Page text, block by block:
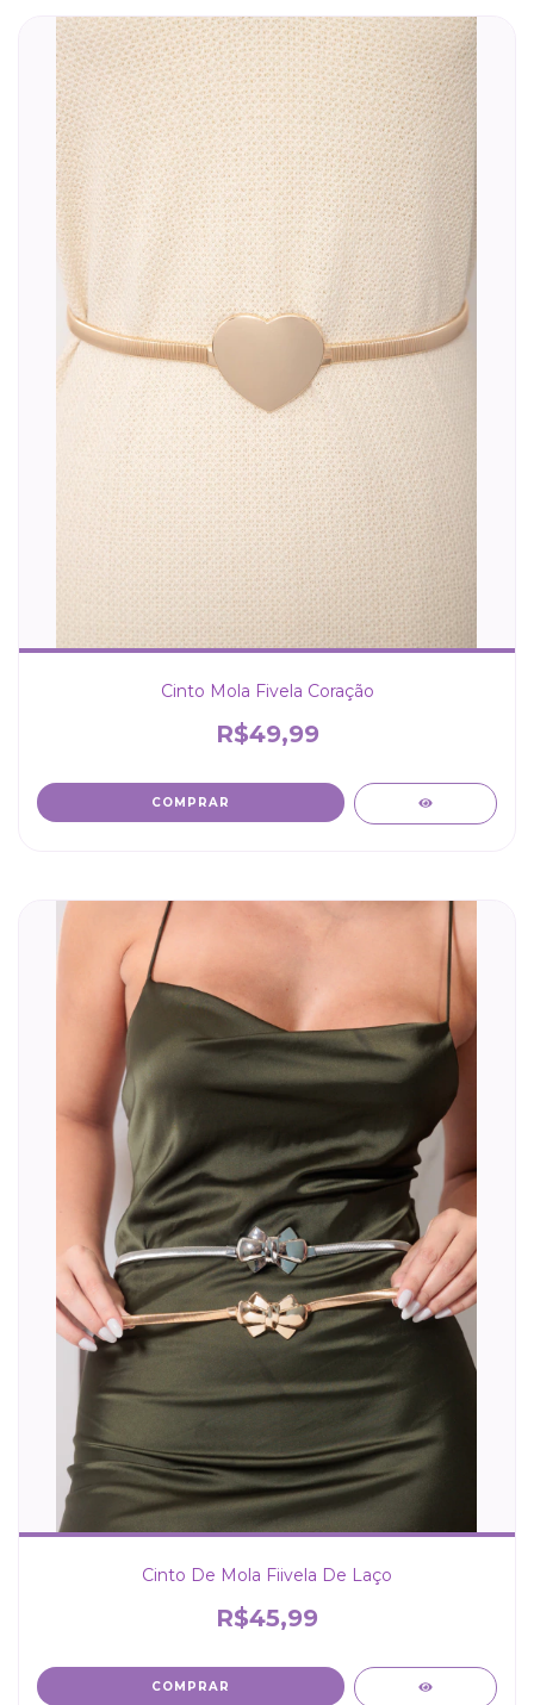
Cinto Mola Fivela Coração
R$49,99
COMPRAR
Cinto De Mola Fiivela De Laço
R$45,99
COMPRAR